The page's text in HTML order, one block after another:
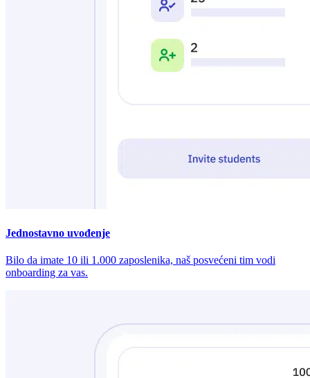
Jednostavno uvođenje
Bilo da imate 10 ili 1.000 zaposlenika, naš posvećeni tim vodi
onboarding za vas.